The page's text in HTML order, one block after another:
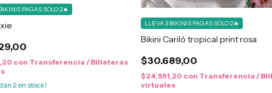
PAGAS SOLO 2🔥
con Transferencia / Billeteras
2en stock!
Bikini Cariló tropical print rosa
$30.689,00
LLEVA 3 BIKINIS PAGAS SOLO 2🔥
$24.551,20 con Transferencia /
virtuales